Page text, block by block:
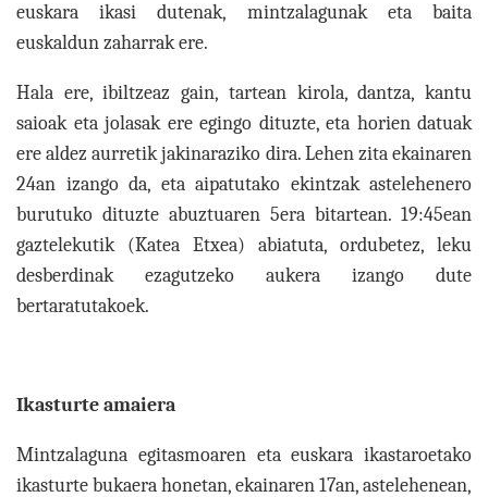
euskara ikasi dutenak, mintzalagunak eta baita
euskaldun zaharrak ere.
Hala ere, ibiltzeaz gain, tartean kirola, dantza, kantu
saioak eta jolasak ere egingo dituzte, eta horien datuak
ere aldez aurretik jakinaraziko dira. Lehen zita ekainaren
24an izango da, eta aipatutako ekintzak astelehenero
burutuko dituzte abuztuaren 5era bitartean. 19:45ean
gaztelekutik (Katea Etxea) abiatuta, ordubetez, leku
desberdinak ezagutzeko aukera izango dute
bertaratutakoek.
Ikasturte amaiera
Mintzalaguna egitasmoaren eta euskara ikastaroetako
ikasturte bukaera honetan, ekainaren 17an, astelehenean,